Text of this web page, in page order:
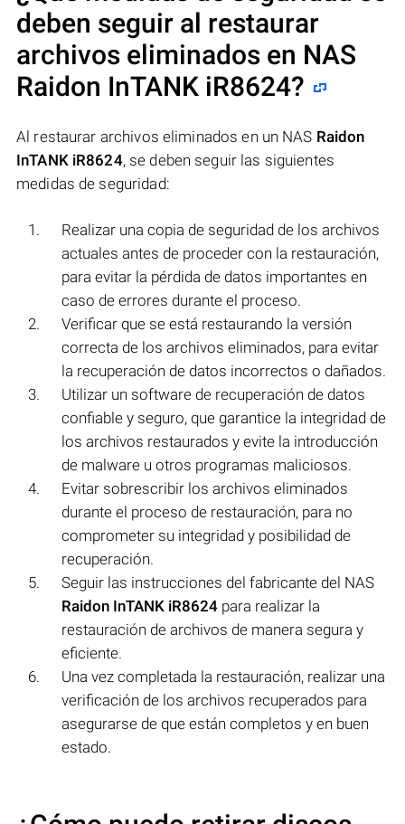
deben seguir al restaurar
archivos eliminados en NAS
Raidon InTANK iR8624?
Al restaurar archivos eliminados en un NAS Raidon
InTANK iR8624, se deben seguir las siguientes
medidas de seguridad:
Realizar una copia de seguridad de los archivos
actuales antes de proceder con la restauración,
para evitar la pérdida de datos importantes en
caso de errores durante el proceso.
Verificar que se está restaurando la versión
correcta de los archivos eliminados, para evitar
la recuperación de datos incorrectos o dañados.
Utilizar un software de recuperación de datos
confiable y seguro, que garantice la integridad de
los archivos restaurados y evite la introducción
de malware u otros programas maliciosos.
Evitar sobrescribir los archivos eliminados
durante el proceso de restauración, para no
comprometer su integridad y posibilidad de
recuperación.
Seguir las instrucciones del fabricante del NAS
Raidon InTANK iR8624 para realizar la
restauración de archivos de manera segura y
eficiente.
Una vez completada la restauración, realizar una
verificación de los archivos recuperados para
asegurarse de que están completos y en buen
estado.